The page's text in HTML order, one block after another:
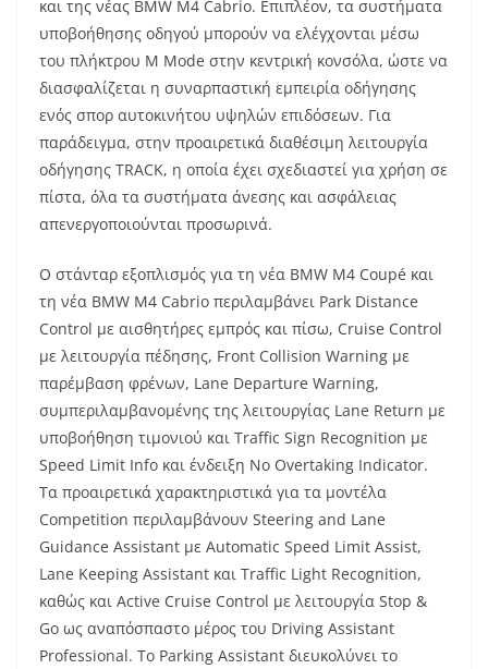
και της νέας BMW M4 Cabrio. Επιπλέον, τα συστήματα
υποβοήθησης οδηγού μπορούν να ελέγχονται μέσω
του πλήκτρου M Mode στην κεντρική κονσόλα, ώστε να
διασφαλίζεται η συναρπαστική εμπειρία οδήγησης
ενός σπορ αυτοκινήτου υψηλών επιδόσεων. Για
παράδειγμα, στην προαιρετικά διαθέσιμη λειτουργία
οδήγησης TRACK, η οποία έχει σχεδιαστεί για χρήση σε
πίστα, όλα τα συστήματα άνεσης και ασφάλειας
απενεργοποιούνται προσωρινά.
Ο στάνταρ εξοπλισμός για τη νέα BMW M4 Coupé και
τη νέα BMW M4 Cabrio περιλαμβάνει Park Distance
Control με αισθητήρες εμπρός και πίσω, Cruise Control
με λειτουργία πέδησης, Front Collision Warning με
παρέμβαση φρένων, Lane Departure Warning,
συμπεριλαμβανομένης της λειτουργίας Lane Return με
υποβοήθηση τιμονιού και Traffic Sign Recognition με
Speed Limit Info και ένδειξη No Overtaking Indicator.
Τα προαιρετικά χαρακτηριστικά για τα μοντέλα
Competition περιλαμβάνουν Steering and Lane
Guidance Assistant με Automatic Speed Limit Assist,
Lane Keeping Assistant και Traffic Light Recognition,
καθώς και Active Cruise Control με λειτουργία Stop &
Go ως αναπόσπαστο μέρος του Driving Assistant
Professional. Το Parking Assistant διευκολύνει το